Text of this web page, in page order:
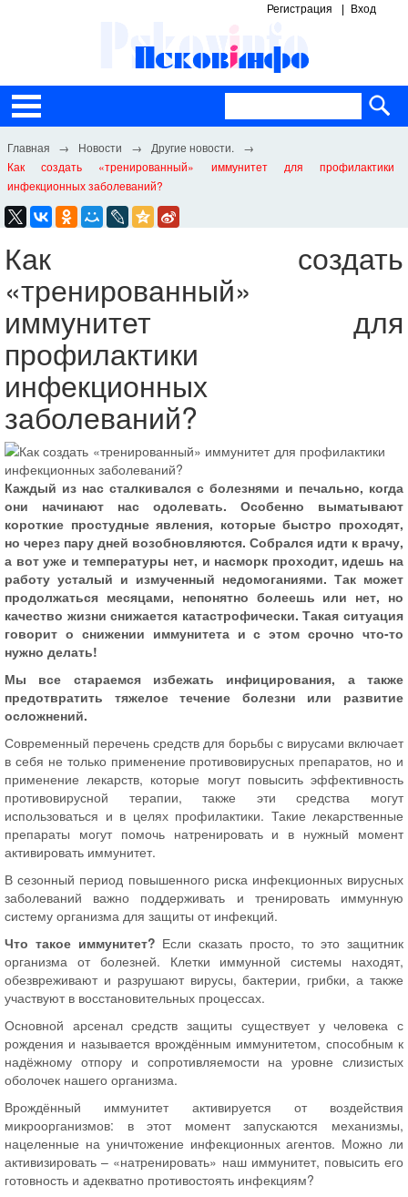
Регистрация Вход
Новости
Другие новости.
Как создать «тренированный» иммунитет для профилактики
инфекционных заболеваний?
Как создать
«тренированный»
иммунитет для
профилактики
инфекционных
заболеваний?
Каждый из нас сталкивался с болезнями и печально, когда
они начинают нас одолевать. Особенно выматывают
короткие простудные явления, которые быстро проходят,
но через пару дней возобновляются. Собрался идти к врачу,
а вот уже и температуры нет, и насморк проходит, идешь на
работу усталый и измученный недомоганиями. Так может
продолжаться месяцами, непонятно болеешь или нет, но
качество жизни снижается катастрофически. Такая ситуация
говорит о снижении иммунитета и с этом срочно что-то
нужно делать!
Мы все стараемся избежать инфицирования, а также
предотвратить тяжелое течение болезни или развитие
осложнений.
Современный перечень средств для борьбы с вирусами включает
в себя не только применение противовирусных препаратов, но и
применение лекарств, которые могут повысить эффективность
противовирусной терапии, также эти средства могут
использоваться и в целях профилактики. Такие лекарственные
препараты могут помочь натренировать и в нужный момент
активировать иммунитет.
В сезонный период повышенного риска инфекционных вирусных
заболеваний важно поддерживать и тренировать иммунную
систему организма для защиты от инфекций.
Что такое иммунитет? Если сказать просто, то это защитник
организма от болезней. Клетки иммунной системы находят,
обезвреживают и разрушают вирусы, бактерии, грибки, а также
участвуют в восстановительных процессах.
Основной арсенал средств защиты существует у человека с
рождения и называется врождённым иммунитетом, способным к
надёжному отпору и сопротивляемости на уровне слизистых
оболочек нашего организма.
Врождённый иммунитет активируется от воздействия
микроорганизмов: в этот момент запускаются механизмы,
нацеленные на уничтожение инфекционных агентов. Можно ли
активизировать – «натренировать» наш иммунитет, повысить его
готовность и адекватно противостоять инфекциям?